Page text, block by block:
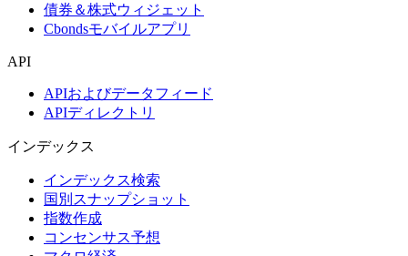
債券＆株式ウィジェット
Cbondsモバイルアプリ
API
APIおよびデータフィード
APIディレクトリ
インデックス
インデックス検索
国別スナップショット
指数作成
コンセンサス予想